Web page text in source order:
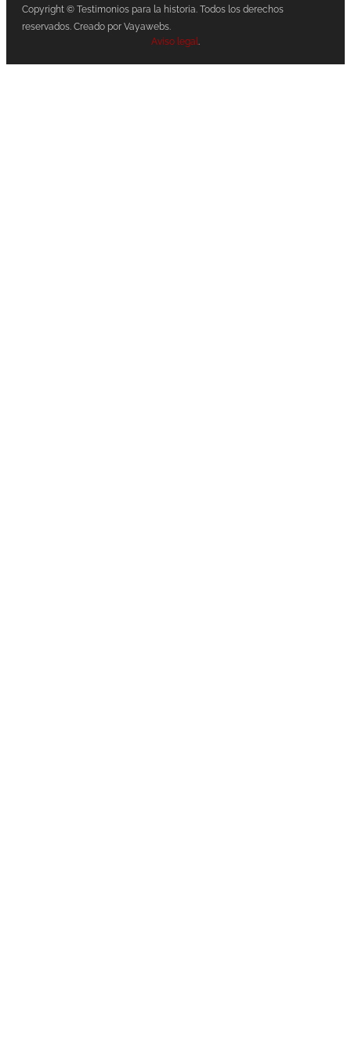
Copyright © Testimonios para la historia. Todos los derechos
reservados. Creado por Vayawebs.
Aviso legal.